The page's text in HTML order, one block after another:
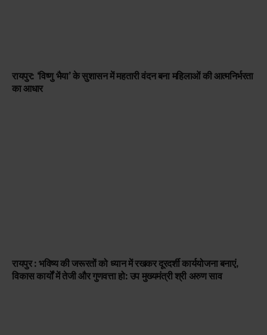
रायपुर: ‘विष्णु भैया’ के सुशासन में महतारी वंदन बना महिलाओं की आत्मनिर्भरता
का आधार
रायपुर : भविष्य की जरूरतों को ध्यान में रखकर दूरदर्शी कार्ययोजना बनाएं,
विकास कार्यों में तेजी और गुणवत्ता हो: उप मुख्यमंत्री श्री अरुण साव